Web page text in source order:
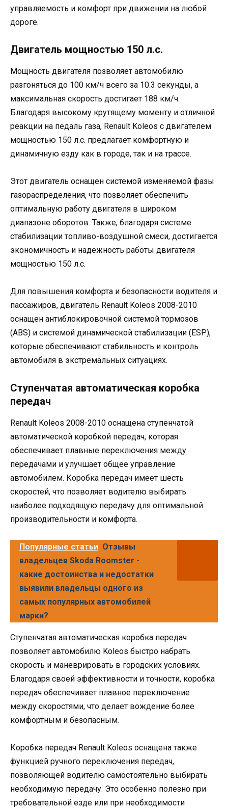
управляемость и комфорт при движении на любой
дороге.
Двигатель мощностью 150 л.с.
Мощность двигателя позволяет автомобилю
разгоняться до 100 км/ч всего за 10.3 секунды, а
максимальная скорость достигает 188 км/ч.
Благодаря высокому крутящему моменту и отличной
реакции на педаль газа, Renault Koleos с двигателем
мощностью 150 л.с. предлагает комфортную и
динамичную езду как в городе, так и на трассе.
Этот двигатель оснащен системой изменяемой фазы
газораспределения, что позволяет обеспечить
оптимальную работу двигателя в широком
диапазоне оборотов. Также, благодаря системе
стабилизации топливо-воздушной смеси, достигается
экономичность и надежность работы двигателя
мощностью 150 л.с.
Для повышения комфорта и безопасности водителя и
пассажиров, двигатель Renault Koleos 2008-2010
оснащен антиблокировочной системой тормозов
(ABS) и системой динамической стабилизации (ESP),
которые обеспечивают стабильность и контроль
автомобиля в экстремальных ситуациях.
Ступенчатая автоматическая коробка
передач
Renault Koleos 2008-2010 оснащена ступенчатой
автоматической коробкой передач, которая
обеспечивает плавные переключения между
передачами и улучшает общее управление
автомобилем. Коробка передач имеет шесть
скоростей, что позволяет водителю выбирать
наиболее подходящую передачу для оптимальной
производительности и комфорта.
Популярные статьи Отзывы
владельцев Skoda Roomster -
какие достоинства и недостатки
выявили владельцы одного из
самых популярных автомобилей
марки?
Ступенчатая автоматическая коробка передач
позволяет автомобилю Koleos быстро набрать
скорость и маневрировать в городских условиях.
Благодаря своей эффективности и точности, коробка
передач обеспечивает плавное переключение
между скоростями, что делает вождение более
комфортным и безопасным.
Коробка передач Renault Koleos оснащена также
функцией ручного переключения передач,
позволяющей водителю самостоятельно выбирать
необходимую передачу. Это особенно полезно при
требовательной езде или при необходимости